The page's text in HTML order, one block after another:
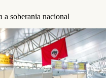
a soberania nacional